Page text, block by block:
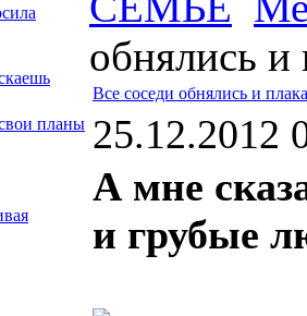
планы
обнялись и
Все соседи обнялись и
25.12.2012
А мне
и грубые